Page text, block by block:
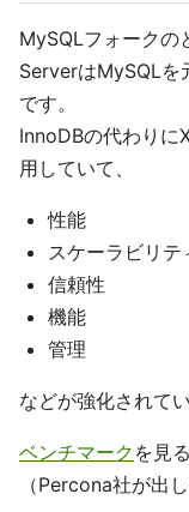
MySQLフォークの
ServerはMySQLを
です。
InnoDBの代わりに
用していて、
性能
スケーラビリテ
信頼性
機能
管理
などが強化されてい
ベンチマーク を見
（Percona社が出